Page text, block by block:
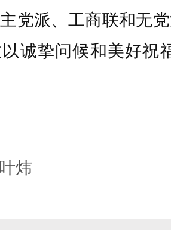
党派、工商联和无
诚挚问候和美好祝
炜